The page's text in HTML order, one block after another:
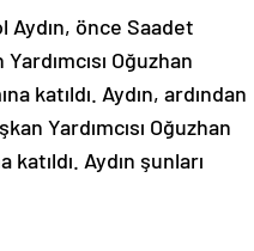
önce Saadet
Oğuzhan
katıldı. Aydın, ardından
Yardımcısı Oğuzhan
Aydın şunları